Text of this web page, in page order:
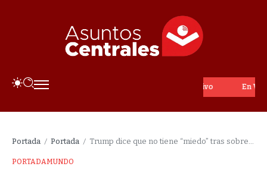
En Vivo
Portada / Portada / Trump dice que no tiene “miedo” tras sobrevivir a un intento de magnicidio
PORTADAMUNDO